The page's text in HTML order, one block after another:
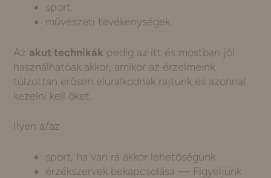
sport.
művészeti tevékenységek.
Az akut technikák pedig az itt és mostban jól
használhatóak akkor, amikor az érzelmeink
túlzottan erősen eluralkodnak rajtunk és azonnal
kezelni kell őket.
Ilyen a/az
sport, ha van rá akkor lehetőségünk
érzékszervek bekapcsolása — Figyeljünk